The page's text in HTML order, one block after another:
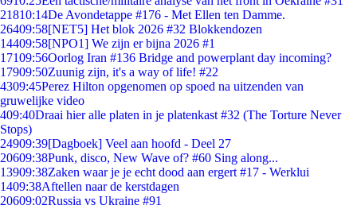
21810:14De Avondetappe #176 - Met Ellen ten Damme.
26409:58[NET5] Het blok 2026 #32 Blokkendozen
14409:58[NPO1] We zijn er bijna 2026 #1
17109:56Oorlog Iran #136 Bridge and powerplant day incoming?
17909:50Zuunig zijn, it's a way of life! #22
4309:45Perez Hilton opgenomen op spoed na uitzenden van
gruwelijke video
409:40Draai hier alle platen in je platenkast #32 (The Torture Never
Stops)
24909:39[Dagboek] Veel aan hoofd - Deel 27
20609:38Punk, disco, New Wave of? #60 Sing along...
13909:38Zaken waar je je echt dood aan ergert #17 - Werklui
1409:38Aftellen naar de kerstdagen
20609:02Russia vs Ukraine #91